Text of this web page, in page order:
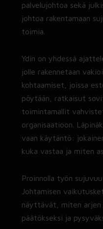
palvelujohtoa sekä
johtoa rakentamaan
toimia.
Ydin on yhdessä
jolle rakennetaan
kohtaamiset, joissa
pöytään, ratkaisut
toimintamallit
organisaatioon.
vaan käytäntö:
kuka vastaa ja miten
Proinnolla työn
Johtamisen
näyttävät, miten
päätökseksi ja
Tehokas johtoryhmä
→ Johtoryhmän
uudelleen
Tekoäly
älykkäämpi työ,
Proinnon
organisaatio rakentaa
pelisäännöt, vahvistaa
tekoälylukutaitoa ja
käyttökohteet
Valmennus yhdistää
käytännön